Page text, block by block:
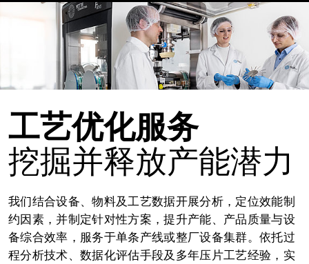
工艺优化服务
挖掘并释放产能潜力
我们结合设备、物料及工艺数据开展分析，定位效能制
约因素，并制定针对性方案，提升产能、产品质量与设
备综合效率，服务于单条产线或整厂设备集群。依托过
程分析技术、数据化评估手段及多年压片工艺经验，实